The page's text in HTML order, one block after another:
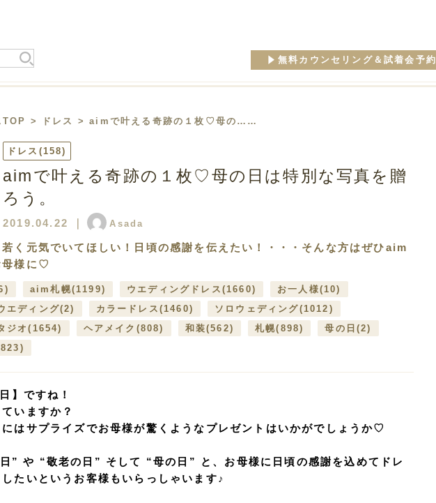
無料カウンセリング＆試着会予約
TOP > ドレス > aimで叶える奇跡の１枚♡母の……
ドレス (158)
aimで叶える奇跡の１枚♡母の日は特別な写真を贈
ろう。
2019.04.22 Asada
く元気でいてほしい！日頃の感謝を伝えたい！・・・そんな方はぜひaim
母様に♡
aim札幌(1199) ウエディングドレス (1660) お一人様(10)
エディング(2) カラードレス (1460) ソロウェディング(1012)
ジオ(1654) ヘアメイク (808) 和装(562) 札幌(898) 母の日(2)
】ですね！
いますか？
はサプライズでお母様が驚くようなプレゼントはいかがでしょうか♡
” や “敬老の日” そして “母の日” と、お母様に日頃の感謝を込めてドレ
たいというお客様もいらっしゃいます♪